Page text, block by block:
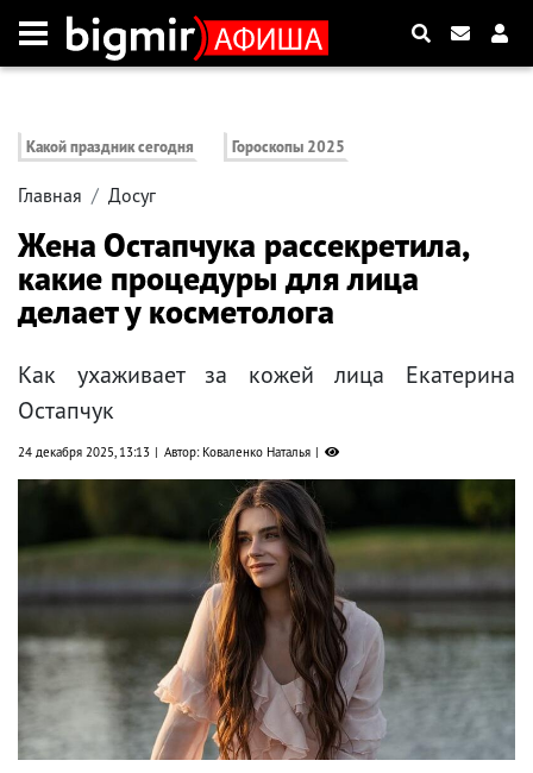
Какой праздник сегодня Гороскопы 2025
Главная Досуг
Жена Остапчука рассекретила,
какие процедуры для лица
делает у косметолога
Как ухаживает за кожей лица Екатерина
Остапчук
24 декабря 2025, 13:13 Автор: Коваленко Наталья